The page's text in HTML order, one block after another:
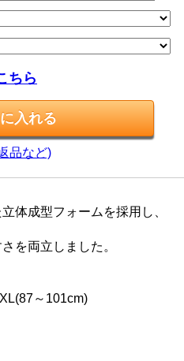
ちら
品など)
体成型フォームを採用し、
を両立しました。
～101cm)